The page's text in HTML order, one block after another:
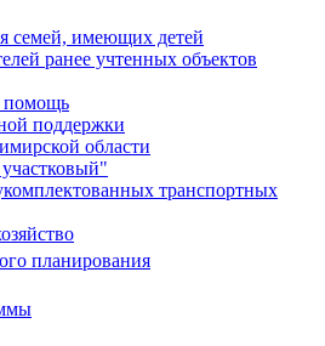
семей, имеющих детей
ранее учтенных объектов
помощь
поддержки
области
транспортных
планирования